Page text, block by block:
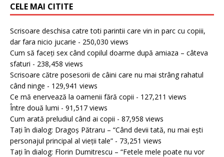
CELE MAI CITITE
Scrisoare deschisa catre toti parintii care vin in parc cu copiii,
dar fara nicio jucarie - 250,030 views
Cum să faceți sex când copilul doarme după amiaza – câteva
sfaturi - 238,458 views
Scrisoare către posesorii de câini care nu mai strâng rahatul
când ninge - 129,941 views
Ce mă enervează la oamenii fără copii - 127,211 views
Între două lumi - 91,517 views
Cum arată preludiul când ai copii - 87,958 views
Tați în dialog: Dragoș Pătraru – “Când devii tată, nu mai ești
personajul principal al vieții tale” - 73,251 views
Tați în dialog: Florin Dumitrescu – “Fetele mele poate nu vor